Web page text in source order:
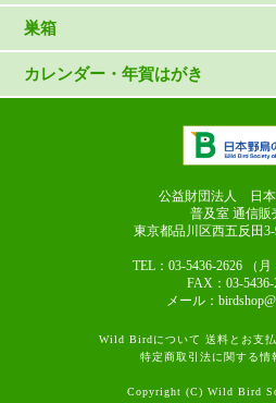
写真集・ガイドブック・絵本
日本野鳥の会連携団体の出版物
論文集（ストリクス）
DVD・ブルーレイ・ビデオ
鳴き声タッチペンなど
スターターセット
双眼鏡
巣箱
巣箱など
カレンダー・年賀はがき
公益財団法人 日
普及室 通信販
東京都品川区西五反田3-
TEL：03-5436-2626
（
FAX：03-5436-
メール：
Wild Birdについて 送料とお支
特定商取引法に関する情
Copyright (C) Wild Bird